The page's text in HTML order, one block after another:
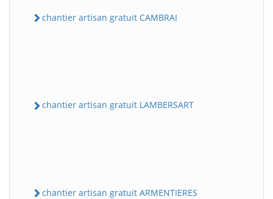
chantier artisan gratuit CAMBRAI
chantier artisan gratuit LAMBERSART
chantier artisan gratuit ARMENTIERES